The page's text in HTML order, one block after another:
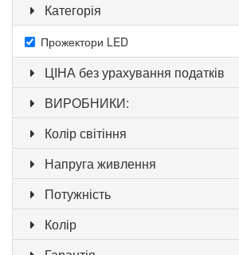
Категорія
Прожектори LED
ЦІНА без урахування податків
ВИРОБНИКИ:
Колір світіння
Напруга живлення
Потужність
Колір